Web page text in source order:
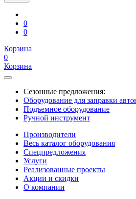
0
0
Корзина
0
Корзина
Сезонные предложения:
Оборудование для заправки
Подъемное оборудование
Ручной инструмент
Производители
Весь каталог оборудования
Спецпредложения
Услуги
Реализованные проекты
Акции и скидки
О компании